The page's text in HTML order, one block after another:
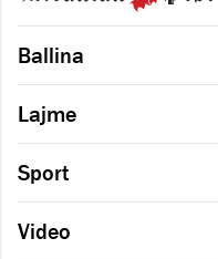
Ballina
Lajme
Sport
Video